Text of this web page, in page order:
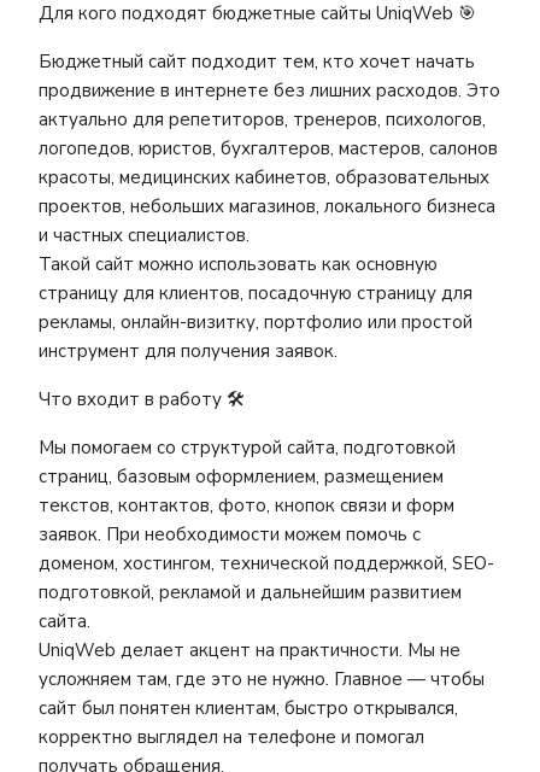
Для кого подходят бюджетные сайты UniqWeb 🎯
Бюджетный сайт подходит тем, кто хочет начать
продвижение в интернете без лишних расходов. Это
актуально для репетиторов, тренеров, психологов,
логопедов, юристов, бухгалтеров, мастеров, салонов
красоты, медицинских кабинетов, образовательных
проектов, небольших магазинов, локального бизнеса
и частных специалистов.
Такой сайт можно использовать как основную
страницу для клиентов, посадочную страницу для
рекламы, онлайн-визитку, портфолио или простой
инструмент для получения заявок.
Что входит в работу 🛠️
Мы помогаем со структурой сайта, подготовкой
страниц, базовым оформлением, размещением
текстов, контактов, фото, кнопок связи и форм
заявок. При необходимости можем помочь с
доменом, хостингом, технической поддержкой, SEO-
подготовкой, рекламой и дальнейшим развитием
сайта.
UniqWeb делает акцент на практичности. Мы не
усложняем там, где это не нужно. Главное — чтобы
сайт был понятен клиентам, быстро открывался,
корректно выглядел на телефоне и помогал
получать обращения.